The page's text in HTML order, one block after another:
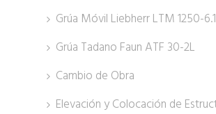
Grúa Móvil Liebherr LTM 1250-6.1
Grúa Tadano Faun ATF 30-2L
Cambio de Obra
Elevación y Colocación de